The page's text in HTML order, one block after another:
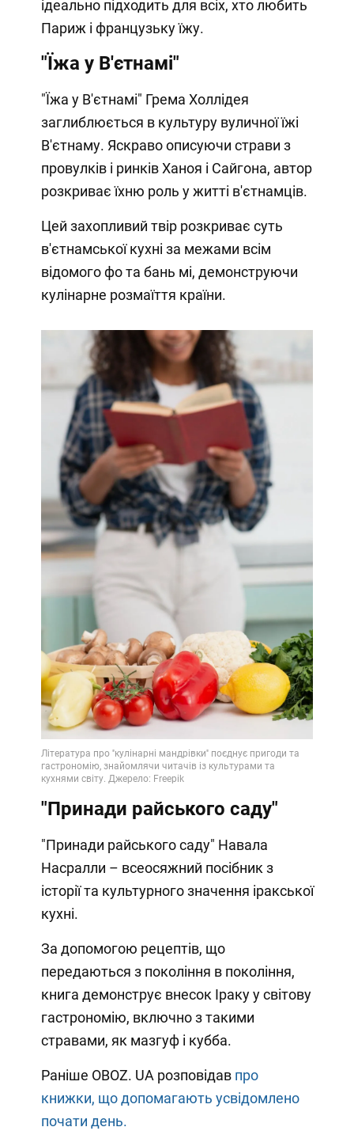
ідеально підходить для всіх, хто любить
Париж і французьку їжу.
"Їжа у В'єтнамі"
"Їжа у В'єтнамі" Грема Холлідея
заглиблюється в культуру вуличної їжі
В'єтнаму. Яскраво описуючи страви з
провулків і ринків Ханоя і Сайгона, автор
розкриває їхню роль у житті в'єтнамців.
Цей захопливий твір розкриває суть
в'єтнамської кухні за межами всім
відомого фо та бань мі, демонструючи
кулінарне розмаїття країни.
"Принади райського саду"
"Принади райського саду" Навала
Насралли – всеосяжний посібник з
історії та культурного значення іракської
кухні.
За допомогою рецептів, що
передаються з покоління в покоління,
книга демонструє внесок Іраку у світову
гастрономію, включно з такими
стравами, як мазгуф і кубба.
Раніше OBOZ. UA розповідавпро
книжки, що допомагають усвідомлено
почати день.